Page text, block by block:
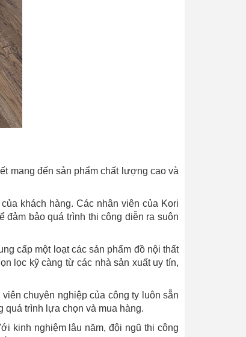
mang đến sản phẩm chất lượng cao và
khách hàng. Các nhân viên của Kori
đảm bảo quá trình thi công diễn ra suôn
cấp một loạt các sản phẩm đồ nội thất
lọc kỹ càng từ các nhà sản xuất uy tín,
chuyên nghiệp của công ty luôn sẵn
quá trình lựa chọn và mua hàng.
kinh nghiệm lâu năm, đội ngũ thi công